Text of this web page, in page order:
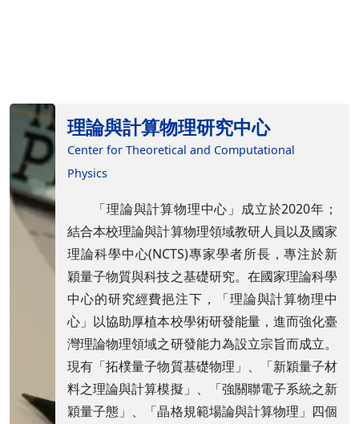
理論與計算物理研究中心
Center for Theoretical and Computational
Physics
「理論與計算物理中心」成立於2020年；
結合本校理論與計算物理領域教研人員以及國家
理論科學中心(NCTS)專家學者所長，專注於新
穎量子物質與科技之基礎研究。在國家理論科學
中心的研究經費挹注下，「理論與計算物理中
心」以協助厚植本校學術研發能量，進而強化臺
灣理論物理領域之研發能力為設立宗旨而成立。
現有「拓樸量子物質基礎物理」、「新穎量子材
料之理論與計算模擬」、「強關聯電子系統之新
穎量子態」、「晶格規範場論與計算物理」四個